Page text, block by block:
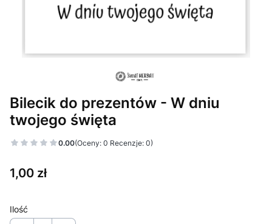
Bilecik do prezentów - W dniu
twojego święta
0.00(Oceny: 0 Recenzje: 0)
Cena
1,00 zł
Ilość